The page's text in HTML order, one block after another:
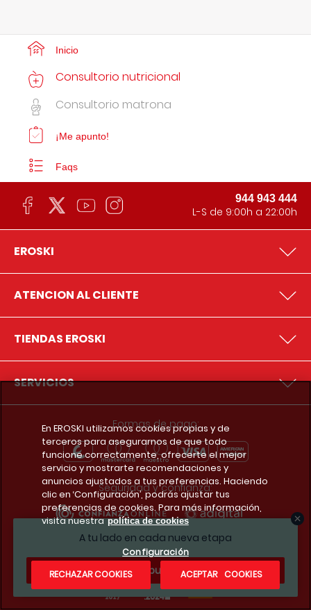
A tu lado en cada nueva etapa
¿Te apuntas?
Inicio
Consultorio nutricional
Consultorio matrona
¡Me apunto!
Faqs
944 943 444
L-S de 9:00h a 22:00h
EROSKI
ATENCION AL CLIENTE
TIENDAS EROSKI
SERVICIOS
Formas de pago:
Seguridad y confianza:
Premios y reconocimientos:
En EROSKI utilizamos cookies propias y de
terceros para asegurarnos de que todo
funcione correctamente, ofrecerte el mejor
servicio y mostrarte recomendaciones y
anuncios ajustados a tus preferencias. Haciendo
clic en ‘Configuración’, podrás ajustar tus
preferencias de cookies. Para más información,
visita nuestra política de cookies
Configuración
RECHAZAR COOKIES
ACEPTAR COOKIES